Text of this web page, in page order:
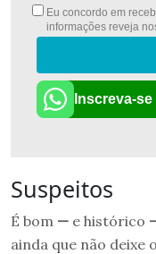
Eu concordo em
informações reveja
Inscreva-se
Suspeitos
É bom — e histórico
ainda que não deixe